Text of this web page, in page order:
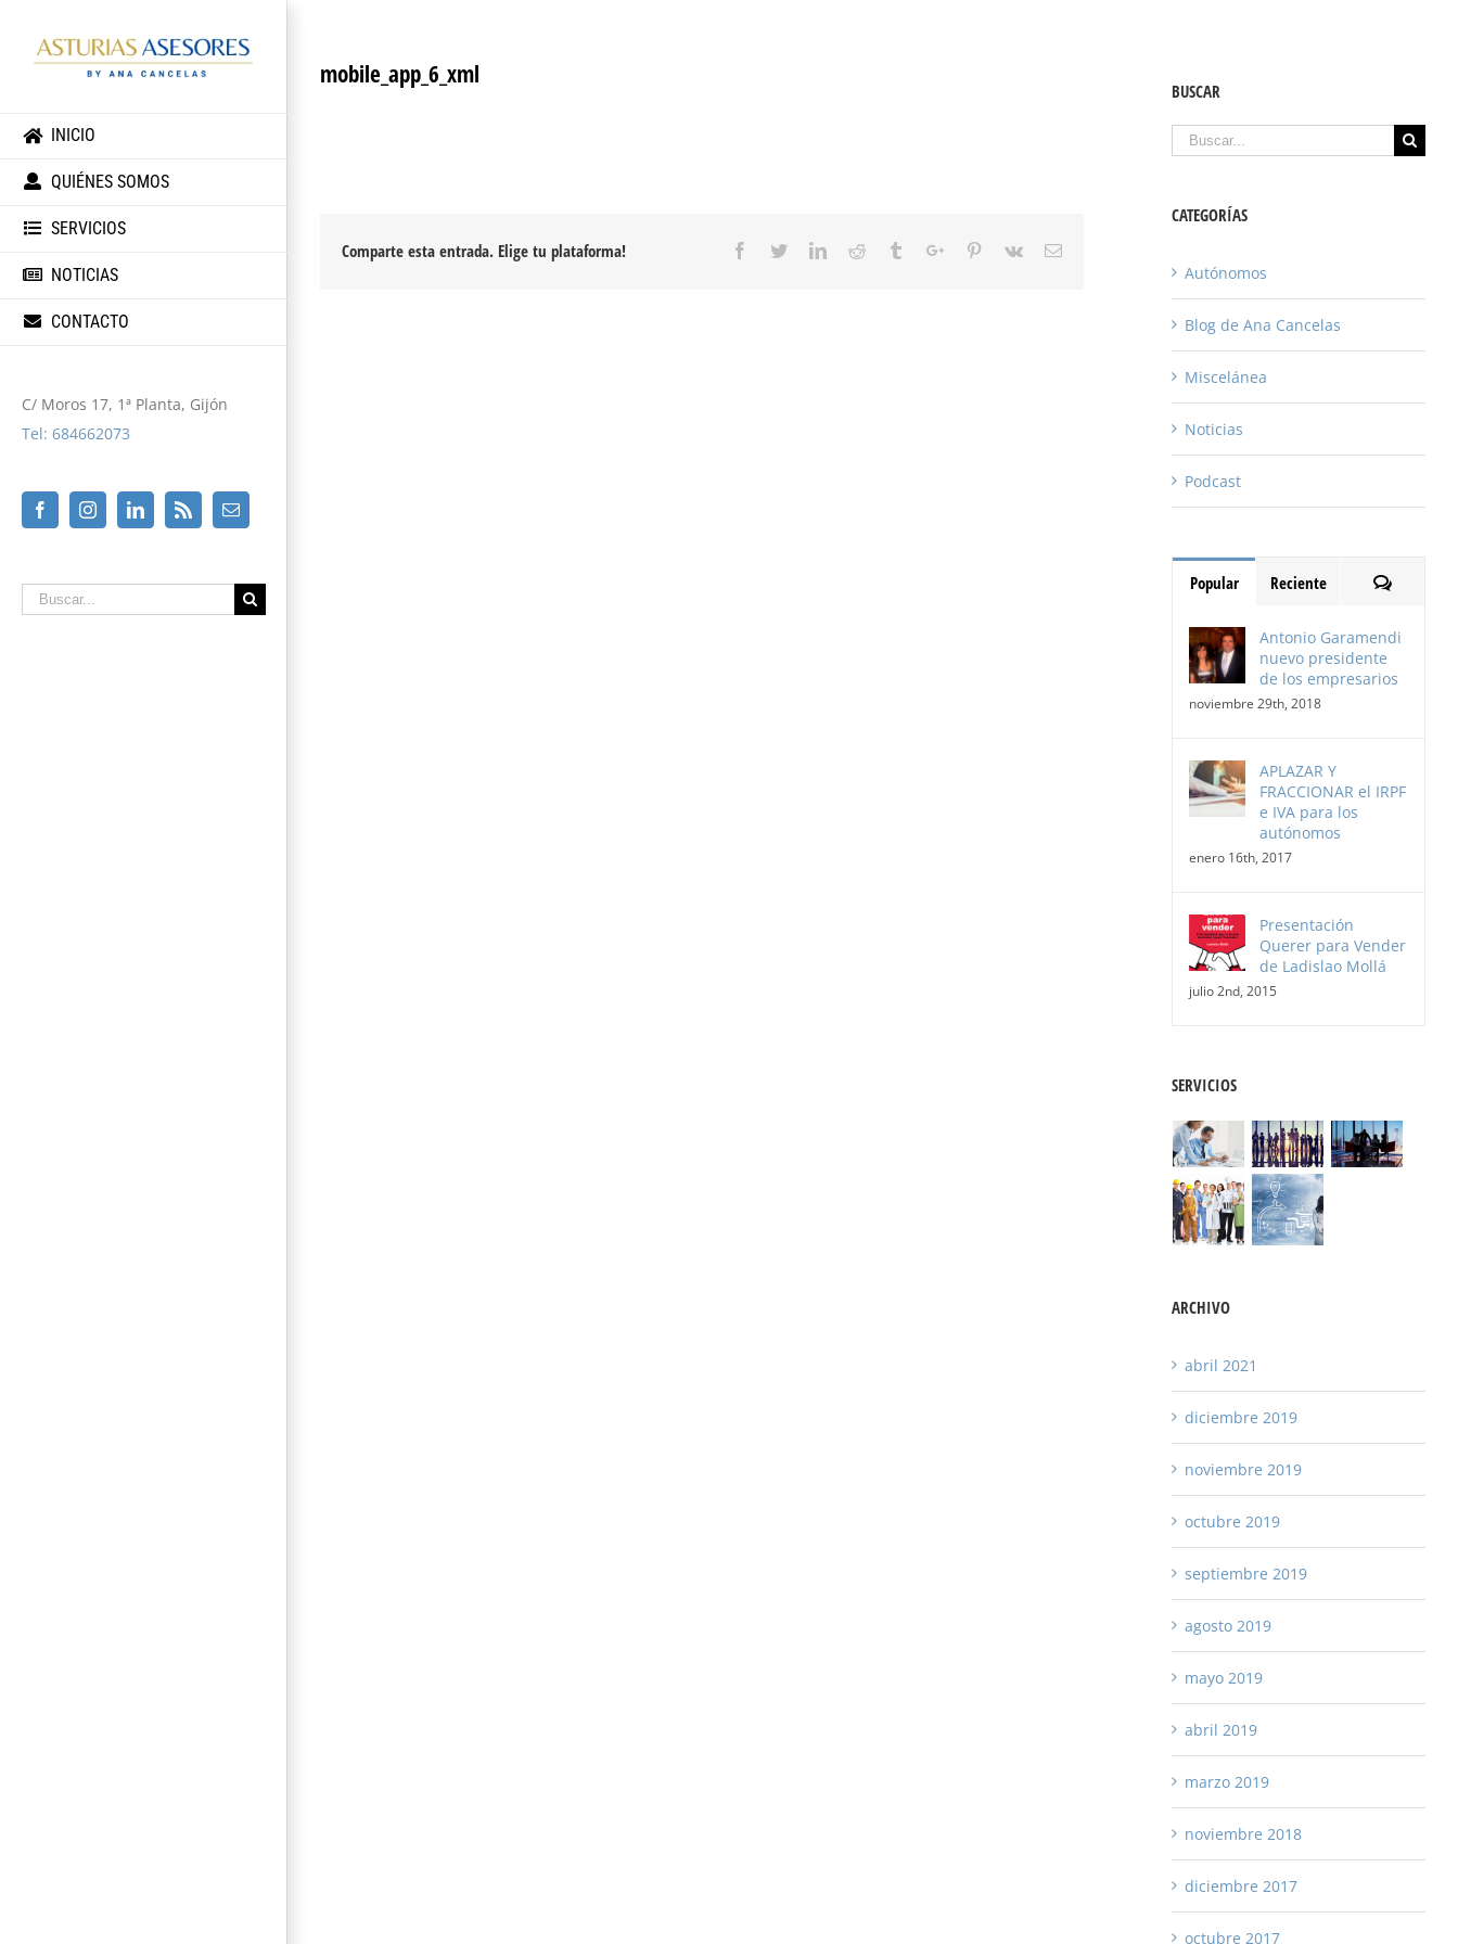
INICIO
QUIÉNES SOMOS
SERVICIOS
NOTICIAS
CONTACTO
C/ Moros 17, 1ª Planta, Gijón
Tel: 684662073
FacebookInstagramLinkedin Email
Buscar
mobile_app_6_xml
Comparte esta entrada. Elige tu plataforma! Facebook
TwitterLinkedinReddit TumblrGoogle+Pinterest
Vk Email
BUSCAR
Buscar
CATEGORÍAS
Autónomos
Blog de Ana Cancelas
Miscelánea
Noticias
Podcast
Popular Reciente
Antonio Garamendi
nuevo presidente
de los empresarios
noviembre 29th, 2018
APLAZAR Y
FRACCIONAR el IRPF
e IVA para los
autónomos
enero 16th, 2017
Presentación
Querer para Vender
de Ladislao Mollá
julio 2nd, 2015
SERVICIOS
ARCHIVO
abril 2021
diciembre 2019
noviembre 2019
octubre 2019
septiembre 2019
agosto 2019
mayo 2019
abril 2019
marzo 2019
noviembre 2018
diciembre 2017
octubre 2017